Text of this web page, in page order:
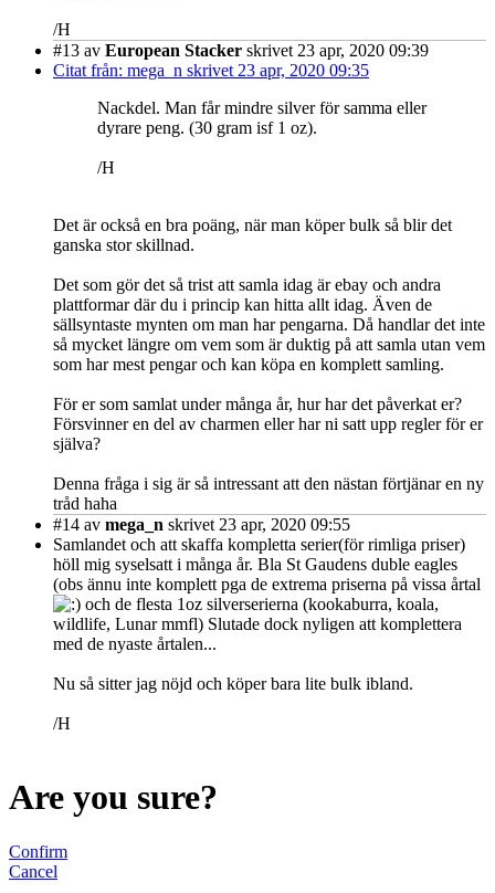
/H
#13 av European Stacker skrivet 23 apr, 2020 09:39
Citat från: mega_n skrivet 23 apr, 2020 09:35
Nackdel. Man får mindre silver för samma eller
dyrare peng. (30 gram isf 1 oz).
/H
Det är också en bra poäng, när man köper bulk så blir det
ganska stor skillnad.
Det som gör det så trist att samla idag är ebay och andra
plattformar där du i princip kan hitta allt idag. Även de
sällsyntaste mynten om man har pengarna. Då handlar det inte
så mycket längre om vem som är duktig på att samla utan vem
som har mest pengar och kan köpa en komplett samling.
För er som samlat under många år, hur har det påverkat er?
Försvinner en del av charmen eller har ni satt upp regler för er
själva?
Denna fråga i sig är så intressant att den nästan förtjänar en ny
tråd haha
#14 av mega_n skrivet 23 apr, 2020 09:55
Samlandet och att skaffa kompletta serier(för rimliga priser)
höll mig syselsatt i många år. Bla St Gaudens duble eagles
(obs ännu inte komplett pga de extrema priserna på vissa årtal
och de flesta 1oz silverserierna (kookaburra, koala,
wildlife, Lunar mmfl) Slutade dock nyligen att komplettera
med de nyaste årtalen...
Nu så sitter jag nöjd och köper bara lite bulk ibland.
/H
Are you sure?
Confirm
Cancel